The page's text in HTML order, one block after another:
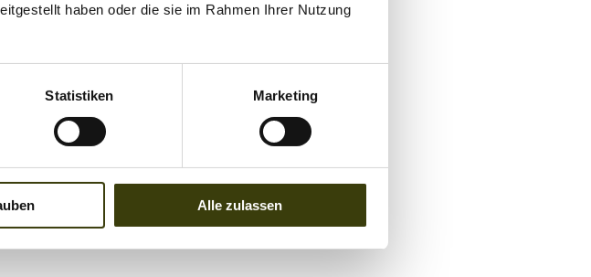
haben oder die sie im Rahmen Ihrer Nutzung
Statistiken Marketing
Alle zulassen